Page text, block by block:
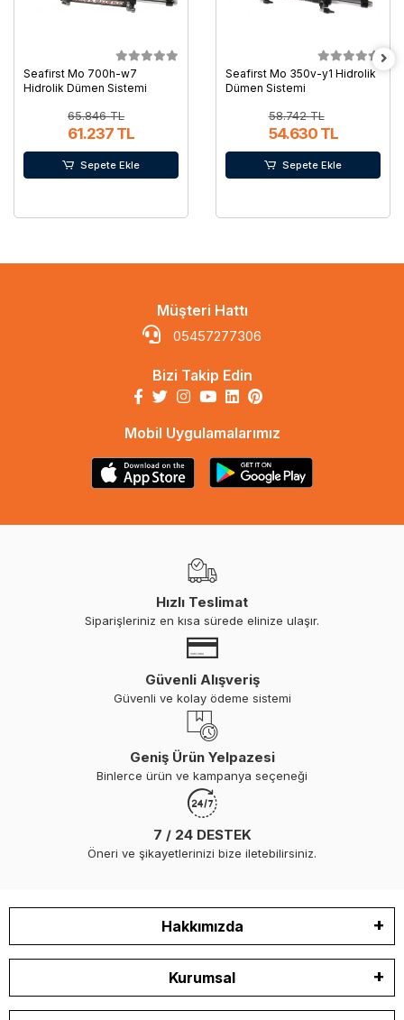
Seafirst Mo 700h-w7
Hidrolik Dümen Sistemi
65.846 TL
61.237 TL
Sepete Ekle
Seafirst Mo 350v-y1 Hidrolik
Dümen Sistemi
58.742 TL
54.630 TL
Sepete Ekle
Müşteri Hattı
05457277306
Bizi Takip Edin
Mobil Uygulamalarımız
Hızlı Teslimat
Siparişleriniz en kısa sürede elinize ulaşır.
Güvenli Alışveriş
Güvenli ve kolay ödeme sistemi
Geniş Ürün Yelpazesi
Binlerce ürün ve kampanya seçeneği
7 / 24 DESTEK
Öneri ve şikayetlerinizi bize iletebilirsiniz.
Hakkımızda
Kurumsal